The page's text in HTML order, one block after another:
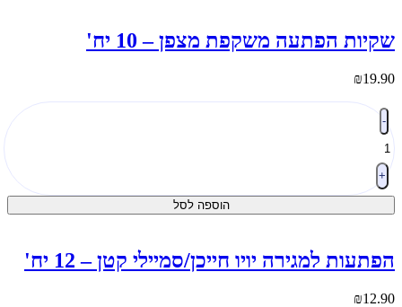
הפתעה משקפת מצפן – 10 יח'
₪
הוספה לסל
למגירה יויו חייכן/סמיילי קטן – 12 יח'
₪